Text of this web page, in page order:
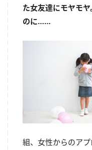
た女友達にモヤモ
のに……
組、女性からのア